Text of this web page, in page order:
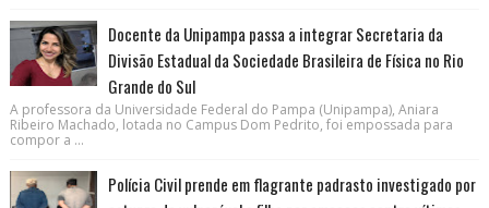
Docente da Unipampa passa a integrar Secretaria da
Divisão Estadual da Sociedade Brasileira de Física no Rio
Grande do Sul
A professora da Universidade Federal do Pampa (Unipampa), Aniara
Ribeiro Machado, lotada no Campus Dom Pedrito, foi empossada para
compor a ...
Polícia Civil prende em flagrante padrasto investigado por